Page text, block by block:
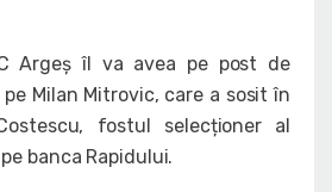
Argeș îl va avea pe post de
Milan Mitrovic, care a sosit în
fostul selecționer al
banca Rapidului.